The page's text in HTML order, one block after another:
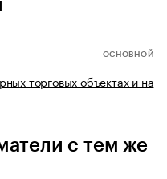
ОСНОВНОЙ
торговых объектах и на
с тем же